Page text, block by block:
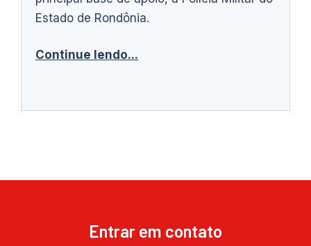
Estado de Rondônia.
Continue lendo...
Entrar em contato